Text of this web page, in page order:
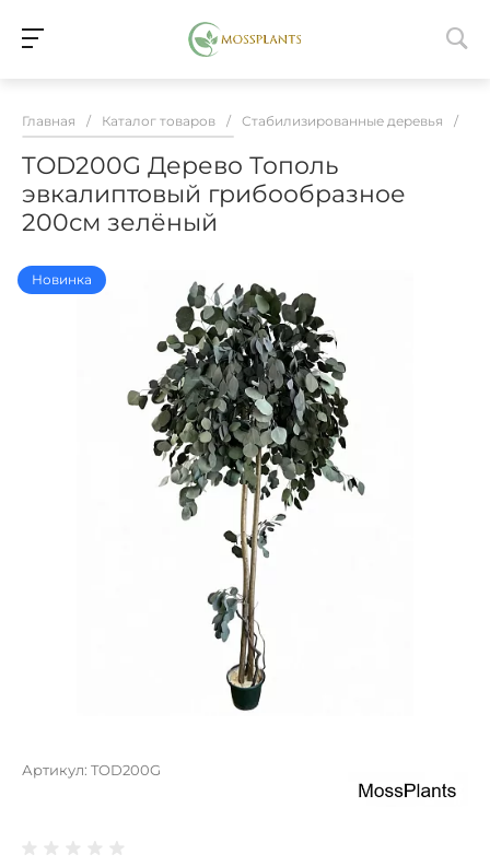
Главная / Каталог товаров / Стабилизированные деревья /
TOD200G Дерево Тополь
эвкалиптовый грибообразное
200см зелёный
Новинка
Артикул: TOD200G